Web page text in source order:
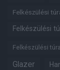
Felkészülési
Felkészülési
Felkészülési
Glazer